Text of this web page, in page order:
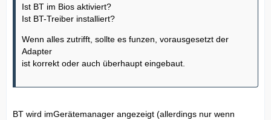
Ist BT im Bios aktiviert?
Ist BT-Treiber installiert?
Wenn alles zutrifft, sollte es funzen, vorausgesetzt der
Adapter
ist korrekt oder auch überhaupt eingebaut.
BT wird imGerätemanager angezeigt (allerdings nur wenn